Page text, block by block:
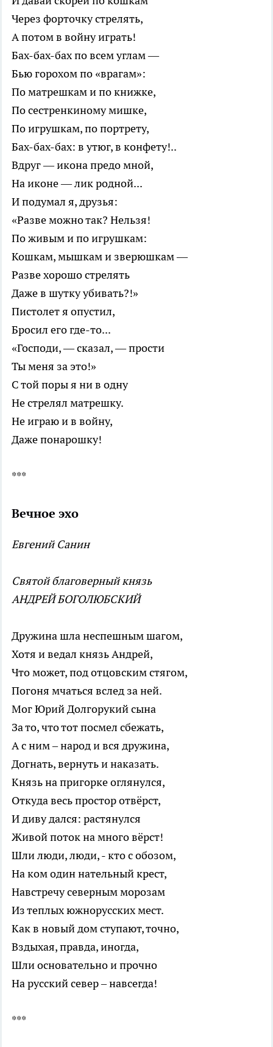
Через форточку стрелять,
А потом в войну играть!
Бах-бах-бах по всем углам —
Бью горохом по «врагам»:
По матрешкам и по книжке,
По сестренкиному мишке,
По игрушкам, по портрету,
Бах-бах-бах: в утюг, в конфету!..
Вдруг — икона предо мной,
На иконе — лик родной...
И подумал я, друзья:
«Разве можно так? Нельзя!
По живым и по игрушкам:
Кошкам, мышкам и зверюшкам —
Разве хорошо стрелять
Даже в шутку убивать?!»
Пистолет я опустил,
Бросил его где-то...
«Господи, — сказал, — прости
Ты меня за это!»
С той поры я ни в одну
Не стрелял матрешку.
Не играю и в войну,
Даже понарошку!
***
Вечное эхо
Евгений Санин
Святой благоверный князь
АНДРЕЙ БОГОЛЮБСКИЙ
Дружина шла неспешным шагом,
Хотя и ведал князь Андрей,
Что может, под отцовским стягом,
Погоня мчаться вслед за ней.
Мог Юрий Долгорукий сына
За то, что тот посмел сбежать,
А с ним – народ и вся дружина,
Догнать, вернуть и наказать.
Князь на пригорке оглянулся,
Откуда весь простор отвёрст,
И диву дался: растянулся
Живой поток на много вёрст!
Шли люди, люди, - кто с обозом,
На ком один нательный крест,
Навстречу северным морозам
Из теплых южнорусских мест.
Как в новый дом ступают, точно,
Вздыхая, правда, иногда,
Шли основательно и прочно
На русский север – навсегда!
***